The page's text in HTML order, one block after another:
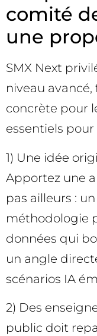
comité
une
SMX Next
niveau avancé,
concrète pour
essentiels
1) Une idée
Apportez une
pas ailleurs :
méthodologie
données qui
un angle
scénarios IA
2) Des
public doit